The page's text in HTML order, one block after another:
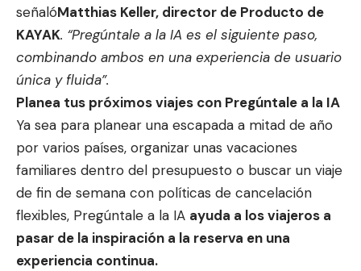
señalóMatthias Keller, director de Producto de
KAYAK. “Pregúntale a la IA es el siguiente paso,
combinando ambos en una experiencia de usuario
única y fluida”.
Planea tus próximos viajes con Pregúntale a la IA
Ya sea para planear una escapada a mitad de año
por varios países, organizar unas vacaciones
familiares dentro del presupuesto o buscar un viaje
de fin de semana con políticas de cancelación
flexibles, Pregúntale a la IA ayuda a los viajeros a
pasar de la inspiración a la reserva en una
experiencia continua.